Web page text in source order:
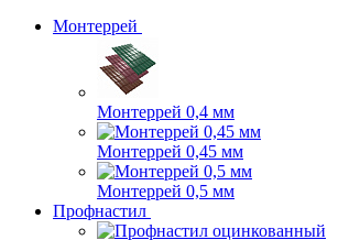
Монтеррей
Монтеррей 0,4 мм
Монтеррей 0,45 мм
Монтеррей 0,5 мм
Профнастил